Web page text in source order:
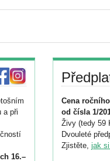
a při
16.–
Cena
od čísla 1/
Živy (tedy 59
Dvouleté
Zjistěte, jak